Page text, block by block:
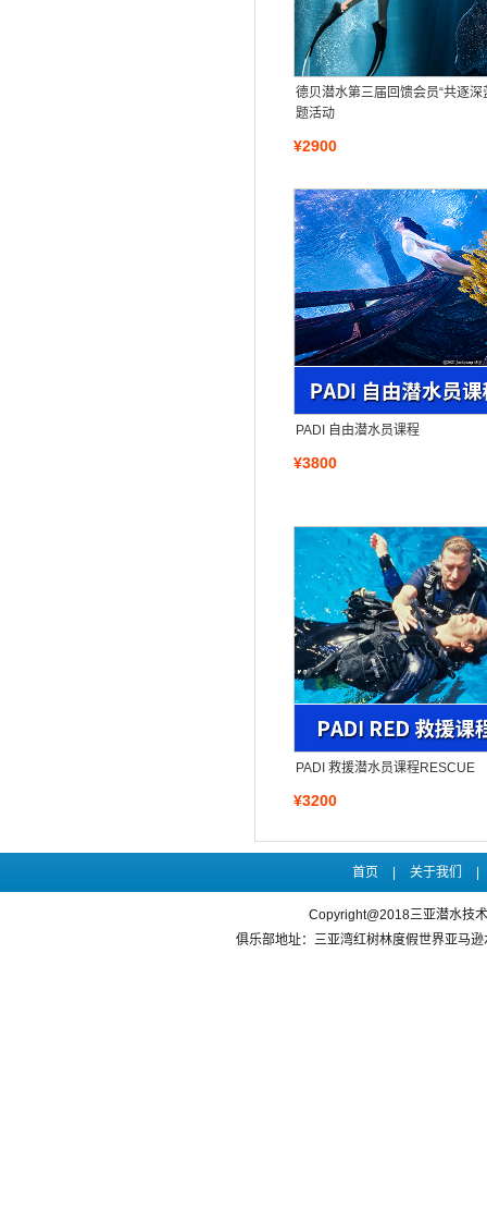
德贝潜水第三届回馈会员“共逐深
题活动
¥2900
PADI 自由潜水员课程
¥3800
PADI 救援潜水员课程RESCUE
¥3200
首页 关于我们
Copyright@2018三亚潜水技
俱乐部地址：三亚湾红树林度假世界亚马